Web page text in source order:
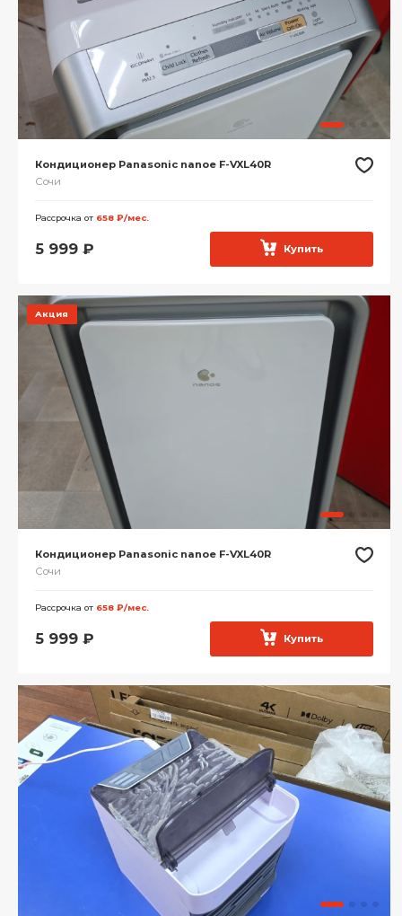
Кондиционер Panasonic nanoe F-VXL40R
Сочи
Рассрочка от 658 ₽/мес.
5 999 ₽ Купить
Акция
Кондиционер Panasonic nanoe F-VXL40R
Сочи
Рассрочка от 658 ₽/мес.
5 999 ₽ Купить